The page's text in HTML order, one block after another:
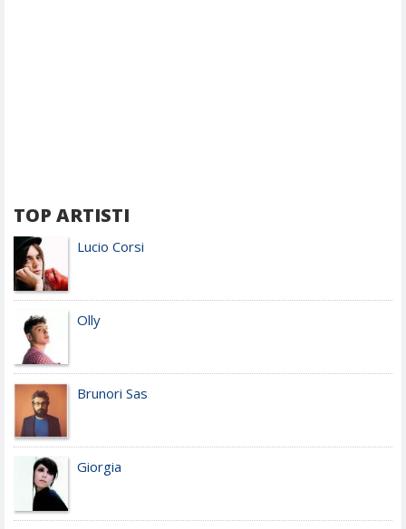
TOP ARTISTI
Lucio Corsi
Olly
Brunori Sas
Giorgia